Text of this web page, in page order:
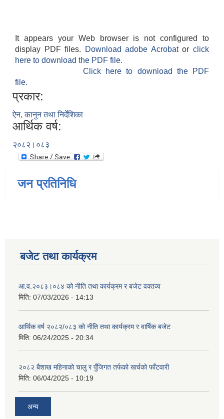
It appears your Web browser is not configured to
display PDF files.
Download adobe Acrobatorclick
here to download the PDF file.
Click here to download the PDF
file.
प्रकार:
ऐन, कानुन तथा निर्देशिका
आर्थिक वर्ष:
२०८२।०८३
जन प्रतिनिधि
बजेट तथा कार्यक्रम
आ.व.२०८३।०८४ को नीति तथा कार्यक्रम र बजेट वक्तव्य
मिति: 07/03/2026 - 14:13
आर्थिक वर्ष २०८२/०८३ को नीति तथा कार्यक्रम र वार्षिक बजेट
मिति: 06/24/2025 - 20:34
२०८२ बैशाख महिनाको चालु र पुँजिगत तर्फको खर्चको फाँटवारी
मिति: 06/04/2025 - 10:19
अन्य